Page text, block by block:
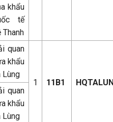
khẩu
tế
Thanh
quan
khẩu
Lùng
1
11B1
quan
khẩu
Lùng